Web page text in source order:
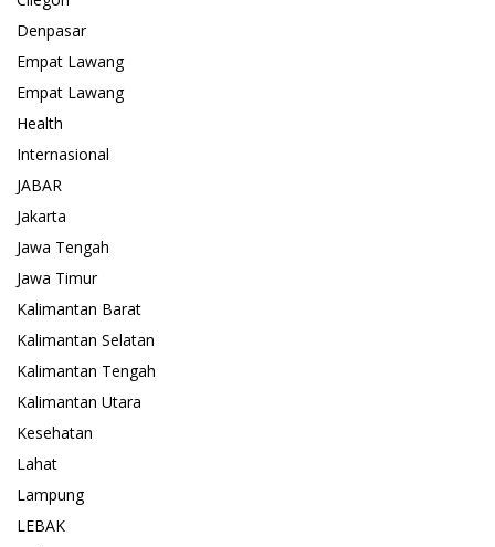
Denpasar
Empat Lawang
Empat Lawang
Health
Internasional
JABAR
Jakarta
Jawa Tengah
Jawa Timur
Kalimantan Barat
Kalimantan Selatan
Kalimantan Tengah
Kalimantan Utara
Kesehatan
Lahat
Lampung
LEBAK